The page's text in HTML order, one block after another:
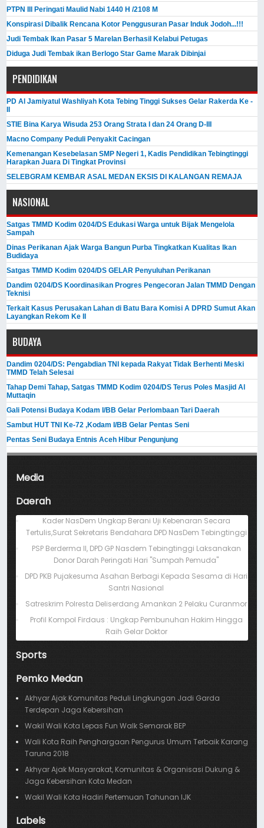
PTPN III Peringati Maulid Nabi 1440 H /2108 M
Konspirasi Dibalik Rencana Kotor Penggusuran Pasar Induk Jodoh...!!!
Judi Tembak Ikan Pasar 5 Marelan Berhasil Kelabui Petugas
Diduga Judi Tembak ikan Berlogo Star Game Marak Dibinjai
PENDIDIKAN
PD Al Jamiyatul Washliyah Kota Tebing Tinggi Sukses Gelar Rakerda Ke -
STIE Bina Karya Wisuda 253 Orang Strata I dan 24 Orang D-III
Macno Company Peduli Penyakit Cacingan
Kemenangan Kesebelasan SMP Negeri 1, Kadis Pendidikan Tebingtinggi
Harapkan Juara Di Tingkat Provinsi
SELEBGRAM KEMBAR ASAL MEDAN EKSIS DI KALANGAN REMAJA
NASIONAL
Satgas TMMD Kodim 0204/DS Edukasi Warga untuk Bijak Mengelola
Sampah
Dinas Perikanan Ajak Warga Bangun Purba Tingkatkan Kualitas Ikan
Budidaya
Satgas TMMD Kodim 0204/DS GELAR Penyuluhan Perikanan
Dandim 0204/DS Koordinasikan Progres Pengecoran Jalan TMMD Dengan
Teknisi
Terkait Kasus Perusakan Lahan di Batu Bara Komisi A DPRD Sumut Akan
Layangkan Rekom Ke II
BUDAYA
Dandim 0204/DS: Pengabdian TNI kepada Rakyat Tidak Berhenti Meski ​
TMMD Telah Selesai
Tahap Demi Tahap, Satgas TMMD Kodim 0204/DS Terus Poles Masjid Al
Muttaqin
Gali Potensi Budaya Kodam I/BB Gelar Perlombaan Tari Daerah
Sambut HUT TNI Ke-72 ,Kodam I/BB Gelar Pentas Seni
Pentas Seni Budaya Entnis Aceh Hibur Pengunjung
Media
Daerah
Kader NasDem Ungkap Berani Uji Kebenaran Secara
Tertulis,Surat Sekretaris Bendahara DPD NasDem Tebingtinggi
PSP Berderma II, DPD GP Nasdem Tebingtinggi Laksanakan
Donor Darah Peringati Hari "Sumpah Pemuda"
DPD PKB Pujakesuma Asahan Berbagi Kepada Sesama di Hari
Santri Nasional
Satreskrim Polresta Deliserdang Amankan 2 Pelaku Curanmor
Profil Kompol Firdaus : Ungkap Pembunuhan Hakim Hingga
Raih Gelar Doktor
Sports
Pemko Medan
Akhyar Ajak Komunitas Peduli Lingkungan Jadi Garda
Terdepan Jaga Kebersihan
Wakil Wali Kota Lepas Fun Walk Semarak BEP
Wali Kota Raih Penghargaan Pengurus Umum Terbaik Karang
Taruna 2018
Akhyar Ajak Masyarakat, Komunitas & Organisasi Dukung &
Jaga Kebersihan Kota Medan
Wakil Wali Kota Hadiri Pertemuan Tahunan IJK
Labels